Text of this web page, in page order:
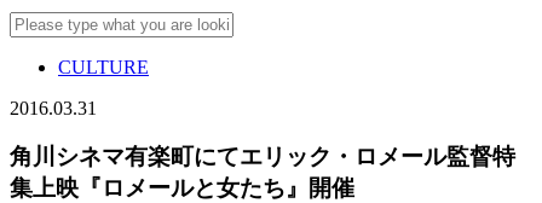
CULTURE
2016.03.31
角川シネマ有楽町にてエリック・ロメール監督特
集上映『ロメールと女たち』開催